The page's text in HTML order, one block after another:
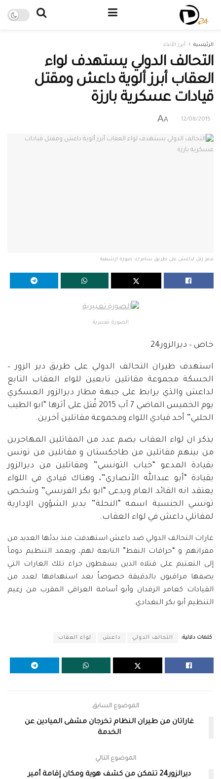
الرئيسية أبرز الأنباء
التحالف الدولي يستهدف لواء
العقاب أبرز ألوية داعش ومقتل
قيادات عسكرية بارزة
12/08/2015
A
A
تدمر رتل لداعش على طريق سامراء- صورة ارشيفية
الصورة تعبيرية
خاص – ديرالزور24
استهدف طيران التحالف الدولي على طريق دير الزور –
الحسكة مجموعة مقاتلين تابعين للواء العقاب التابع
لداعش والذي يرابط على جبهة مطار ديرالزور العسكري
يوم الخميس الماضي 7 آب 2015 قُتل على أثرها “ابو الطيب
الحلبي” أحد قيادي اللواء ومجموعة مقاتلين آخرين.
يذكر ان لواء العقاب يضم عدد من المقاتلين المهاجرين
من بينهم مقاتلين من طاجكستان و مقاتلين من تونس
بقيادة المدعو “خباب التونسي” ومقاتلين من ديرالزور
بقيادة “أبو عبدالله الأنصاري”، وهناك قيادي في اللواء
يعتقد انه القائد العام ويدعى “ابو بكر الفرنسي” وشخص
تونسي الجنسية اسمه “النحلة” يدير الشؤون الإدارية
لمقاتلي داعش في لواء العقاب.
غارات التحالف الدولي ضد داعش استهدفت منذ بدئها العديد من
مقراتهم و “حراقات النفط” التابعة لهم، ويعمد التنظيم دوماً
إلى التعتيم على قتلاه الذين يسقطون جراء تلك الغارات التي
يصفها مراقبون بالدقيقة خصوصاُ بعد استهدافها لعدد من
القيادات كعامر الرفدان وأبو أسامة العراقي المقرب من زعيم
التنظيم أبو بكر البغدادي.
كلمات دلالية: التحالف الدولي داعش لواء العقاب
الموضوع السابق
غاراتان من طيران النظام تخرجان مشفى الميادين عن
الخدمة
الموضوع التالي
ديرالزور24 تتمكن من كشف هوية ومكان إقامة أمير